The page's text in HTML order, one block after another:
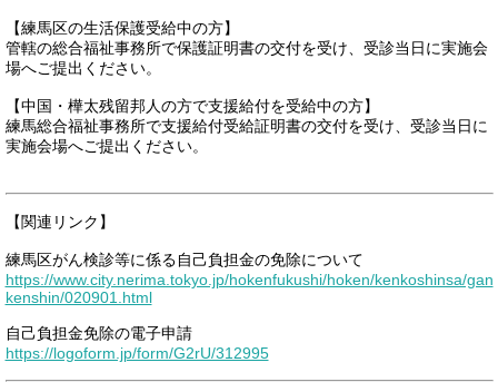
【練馬区の生活保護受給中の方】
管轄の総合福祉事務所で保護証明書の交付を受け、受診当日に実施会
場へご提出ください。
【中国・樺太残留邦人の方で支援給付を受給中の方】
練馬総合福祉事務所で支援給付受給証明書の交付を受け、受診当日に
実施会場へご提出ください。
【関連リンク】
練馬区がん検診等に係る自己負担金の免除について
https://www.city.nerima.tokyo.jp/hokenfukushi/hoken/kenkoshinsa/gan
kenshin/020901.html
自己負担金免除の電子申請
https://logoform.jp/form/G2rU/312995